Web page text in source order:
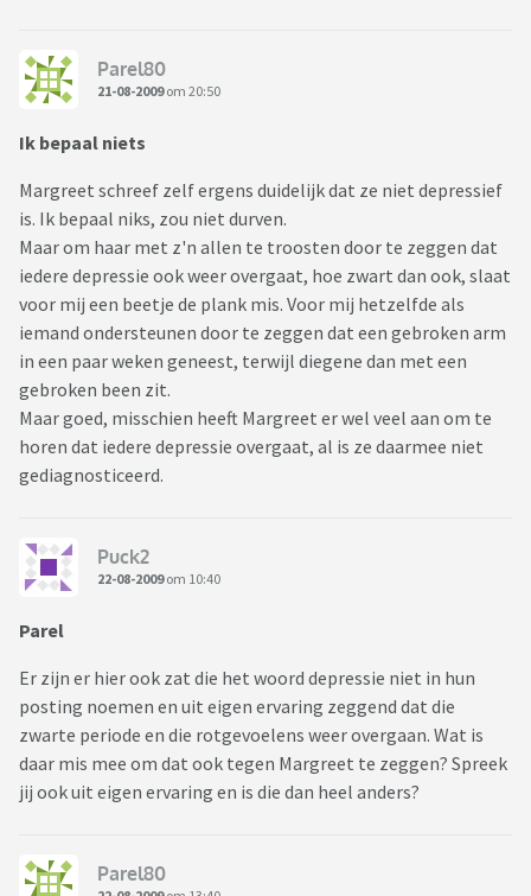
Parel80
21-08-2009om 20:50
Ik bepaal niets
Margreet schreef zelf ergens duidelijk dat ze niet depressief
is. Ik bepaal niks, zou niet durven.
Maar om haar met z'n allen te troosten door te zeggen dat
iedere depressie ook weer overgaat, hoe zwart dan ook, slaat
voor mij een beetje de plank mis. Voor mij hetzelfde als
iemand ondersteunen door te zeggen dat een gebroken arm
in een paar weken geneest, terwijl diegene dan met een
gebroken been zit.
Maar goed, misschien heeft Margreet er wel veel aan om te
horen dat iedere depressie overgaat, al is ze daarmee niet
gediagnosticeerd.
Puck2
22-08-2009om 10:40
Parel
Er zijn er hier ook zat die het woord depressie niet in hun
posting noemen en uit eigen ervaring zeggend dat die
zwarte periode en die rotgevoelens weer overgaan. Wat is
daar mis mee om dat ook tegen Margreet te zeggen? Spreek
jij ook uit eigen ervaring en is die dan heel anders?
Parel80